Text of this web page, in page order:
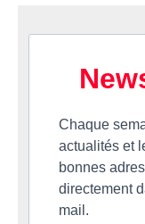
Chaque
actualités et
bonnes
directement
mail.